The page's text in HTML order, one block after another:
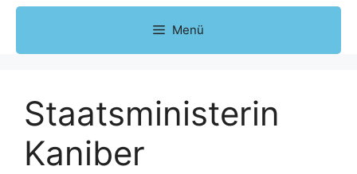
Menü
Staatsministerin
Kaniber